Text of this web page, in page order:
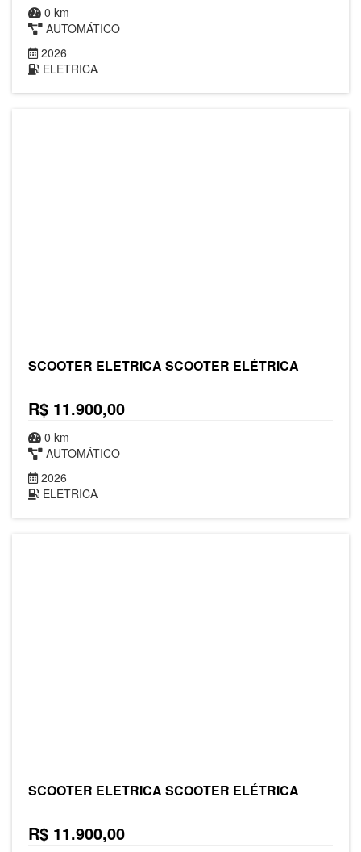
0 km
AUTOMÁTICO
2026
ELETRICA
SCOOTER ELETRICA SCOOTER ELÉTRICA
R$ 11.900,00
0 km
AUTOMÁTICO
2026
ELETRICA
SCOOTER ELETRICA SCOOTER ELÉTRICA
R$ 11.900,00